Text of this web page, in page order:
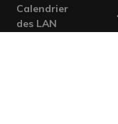
Calendrier
des LAN